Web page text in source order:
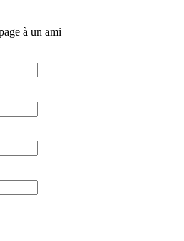
à un ami